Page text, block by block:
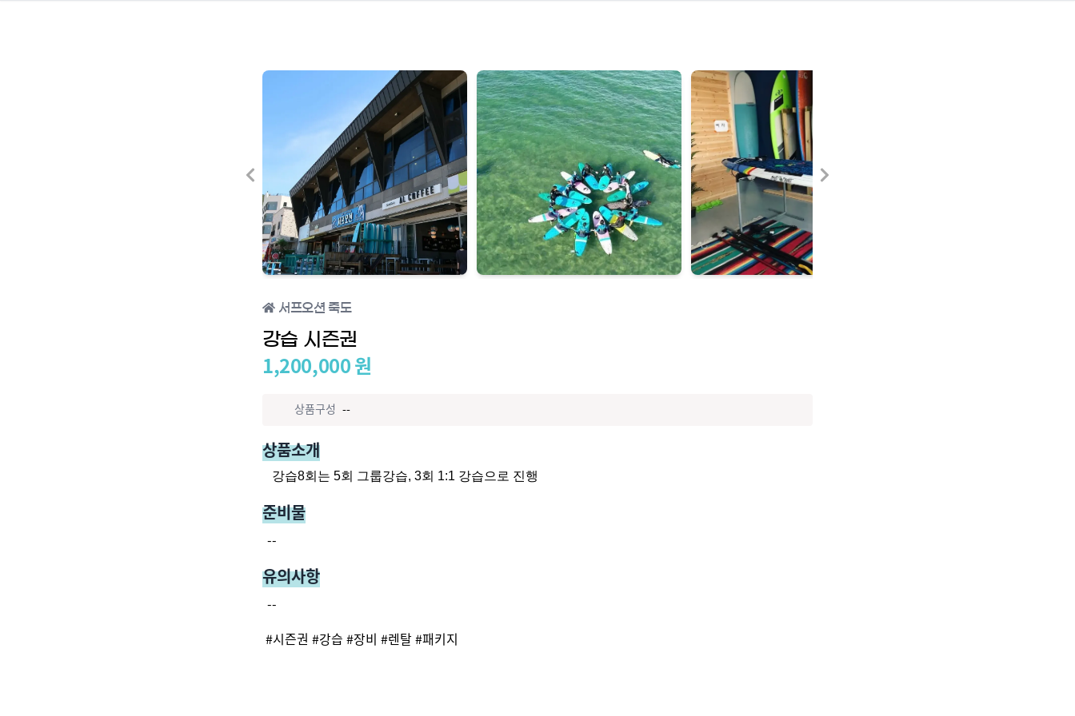
서프오션 죽도
강습 시즌권
1,200,000원
상품구성 --
상품소개
강습8회는 5회 그룹강습, 3회 1:1 강습으로 진행
준비물
--
유의사항
--
#시즌권 #강습 #장비 #렌탈#패키지